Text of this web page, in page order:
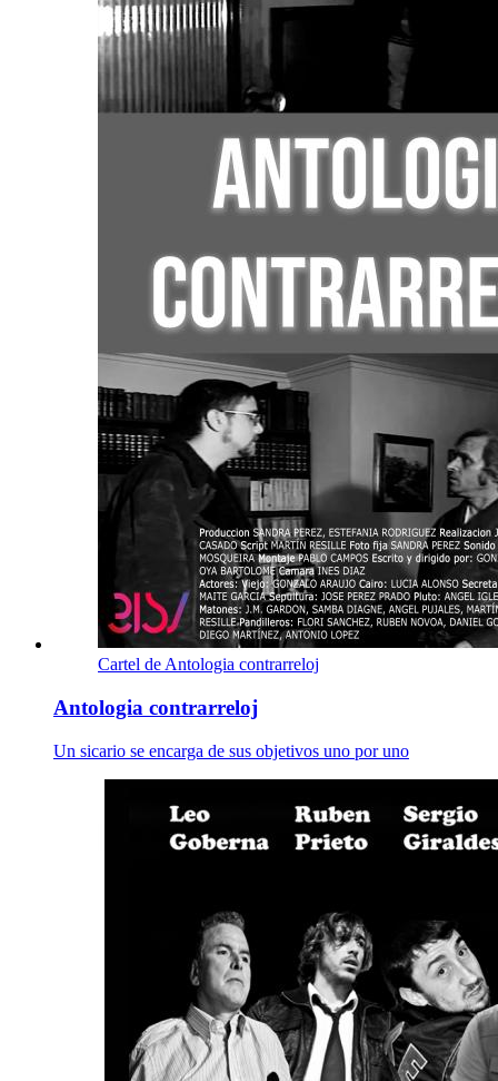
Cartel de Antologia contrarreloj
Antologia contrarreloj
Un sicario se encarga de sus objetivos uno por uno